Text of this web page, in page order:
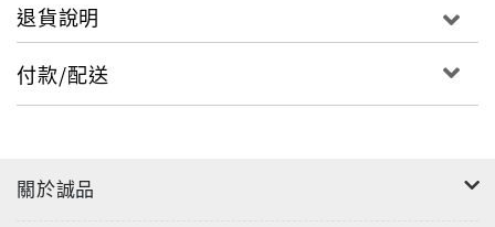
退貨說明
付款/配送
關於誠品